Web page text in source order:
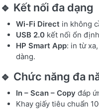
🔹 Kết nối đa dạng
Wi-Fi Direct in không
USB 2.0 kết nối ổn
HP Smart App: in từ
dàng.
🔹 Chức năng đa
In – Scan – Copy đáp
Khay giấy tiêu chuẩn